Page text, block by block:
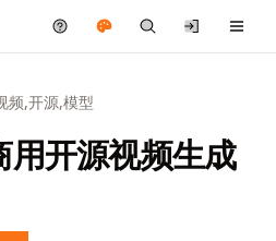
频,开源,模型
开源视频生成